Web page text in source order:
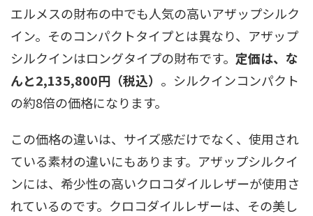
エルメスの財布の中でも人気の高いアザップシルク
イン。そのコンパクトタイプとは異なり、アザップ
シルクインはロングタイプの財布です。 定価は、な
んと2,135,800円（税込） 。シルクインコンパクト
の約8倍の価格になります。
この価格の違いは、サイズ感だけでなく、使用され
ている素材の違いにもあります。アザップシルクイ
ンには、希少性の高いクロコダイルレザーが使用さ
れているのです。クロコダイルレザーは、その美し